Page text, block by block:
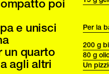
Per la
200 g
80 g
Un
poi
e unisci
un quarto
agli altri